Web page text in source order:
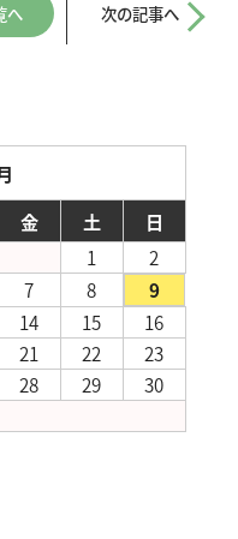
へ 次の記事へ
金 土
日
1
2
7 8
9
14 15
16
21 22
23
28 29
30